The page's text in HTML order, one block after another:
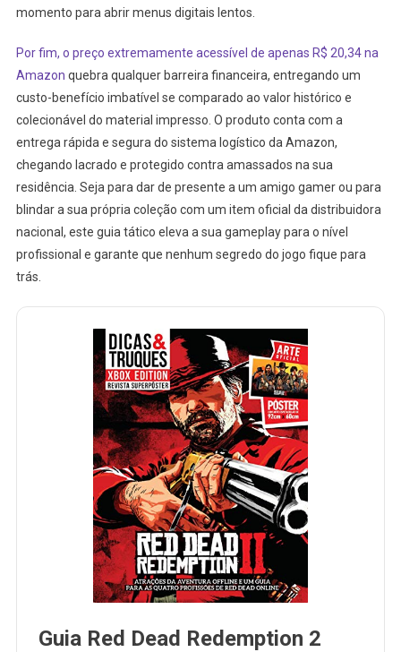
momento para abrir menus digitais lentos.
Por fim, o preço extremamente acessível de apenas R$ 20,34 na
Amazon quebra qualquer barreira financeira, entregando um
custo-benefício imbatível se comparado ao valor histórico e
colecionável do material impresso. O produto conta com a
entrega rápida e segura do sistema logístico da Amazon,
chegando lacrado e protegido contra amassados na sua
residência. Seja para dar de presente a um amigo gamer ou para
blindar a sua própria coleção com um item oficial da distribuidora
nacional, este guia tático eleva a sua gameplay para o nível
profissional e garante que nenhum segredo do jogo fique para
trás.
Guia Red Dead Redemption 2